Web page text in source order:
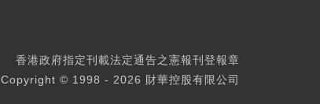
香港政府指定刊載法定通告之憲報刊登報章
Copyright © 1998 - 2026 財華控股有限公司